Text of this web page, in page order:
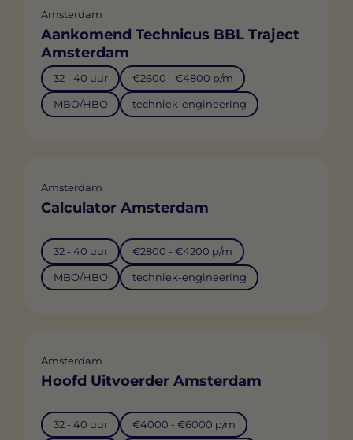
Amsterdam
Aankomend Technicus BBL Traject
Amsterdam
32 - 40 uur €2600 - €4800 p/m
MBO/HBO techniek-engineering
Amsterdam
Calculator Amsterdam
32 - 40 uur €2800 - €4200 p/m
MBO/HBO techniek-engineering
Amsterdam
Hoofd Uitvoerder Amsterdam
32 - 40 uur €4000 - €6000 p/m